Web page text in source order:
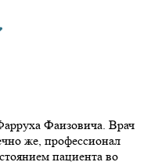
Фаизовича. Врач
же, профессионал
пациента во